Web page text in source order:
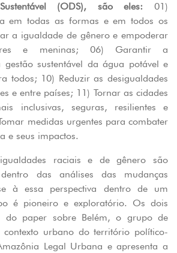
(ODS), são eles: 01)
em todas as formas e em todos os
a igualdade de gênero e empoderar
e meninas; 06) Garantir a
sustentável da água potável e
todos; 10) Reduzir as desigualdades
e entre países; 11) Tornar as cidades
inclusivas, seguras, resilientes e
medidas urgentes para combater
e seus impactos.
raciais e de gênero são
das análises das mudanças
à essa perspectiva dentro de um
é pioneiro e exploratório. Os dois
do paper sobre Belém, o grupo de
urbano do território político-
Legal Urbana e apresenta a